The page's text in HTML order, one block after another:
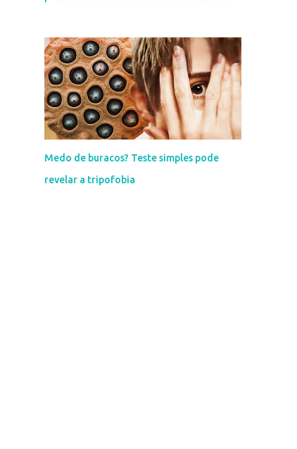
Medo de buracos? Teste simples pode
revelar a tripofobia